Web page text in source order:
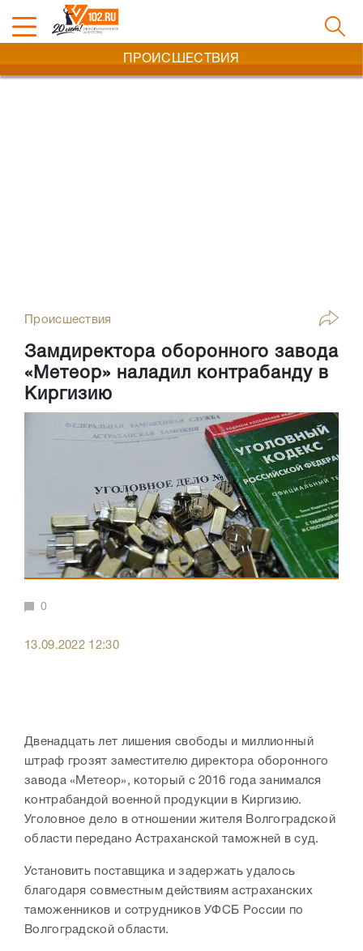
ПРОИСШЕСТВИЯ
Происшествия
Замдиректора оборонного завода
«Метеор» наладил контрабанду в
Киргизию
0
13.09.2022 12:30
Двенадцать лет лишения свободы и миллионный
штраф грозят заместителю директора оборонного
завода «Метеор», который с 2016 года занимался
контрабандой военной продукции в Киргизию.
Уголовное дело в отношении жителя Волгоградской
области передано Астраханской таможней в суд.
Установить поставщика и задержать удалось
благодаря совместным действиям астраханских
таможенников и сотрудников УФСБ России по
Волгоградской области.